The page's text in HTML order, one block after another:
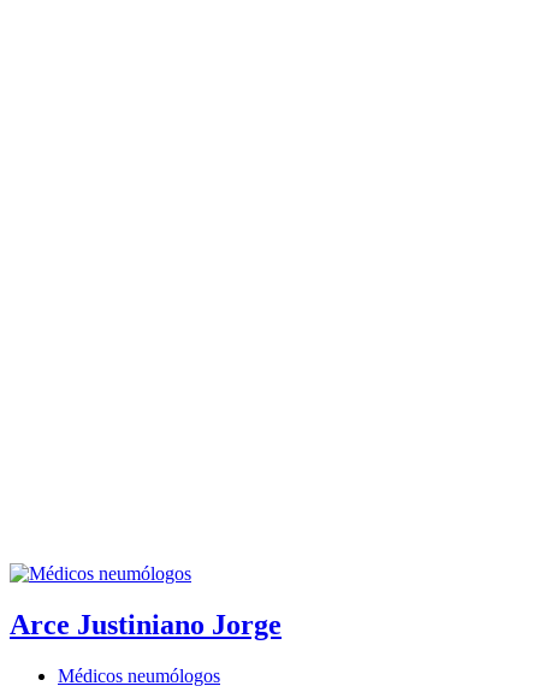
Arce Justiniano Jorge
Médicos neumólogos